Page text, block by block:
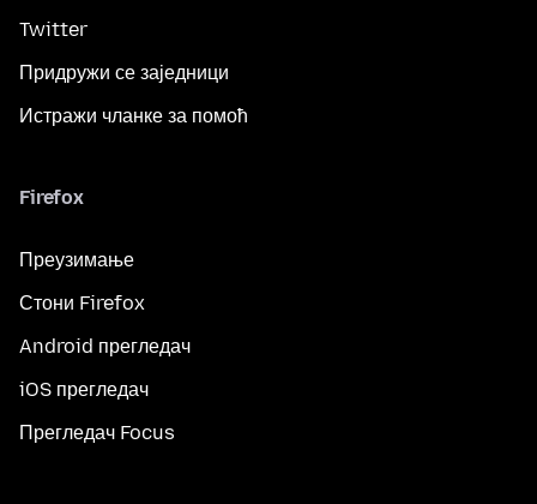
Twitter
Придружи се заједници
Истражи чланке за помоћ
Firefox
Преузимање
Стони Firefox
Android прегледач
iOS прегледач
Прегледач Focus